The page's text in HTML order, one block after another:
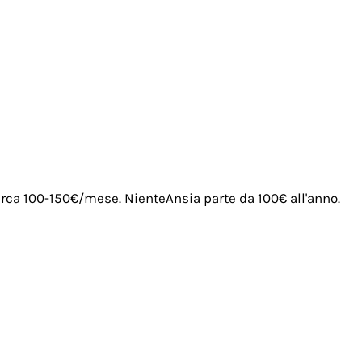
100-150€/mese. NienteAnsia parte da 100€ all'anno.